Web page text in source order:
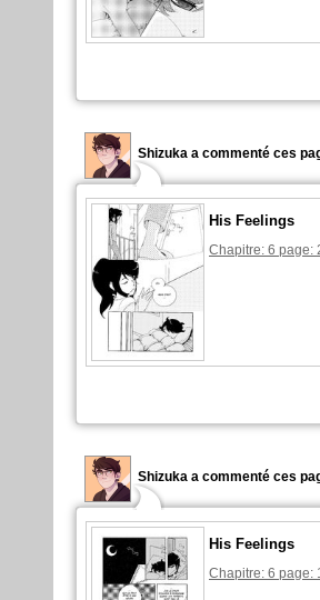
Shizuka a commenté ces
His Feelings
Chapitre: 6 page:
Shizuka a commenté ces
His Feelings
Chapitre: 6 page: